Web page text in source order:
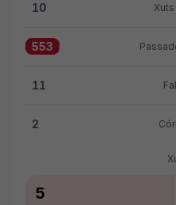
Xuts totals:Girona FC 10
10
Passades totals:Girona
553
Faltes:Girona FC 11
11
Córners:Girona FC 2
2
5